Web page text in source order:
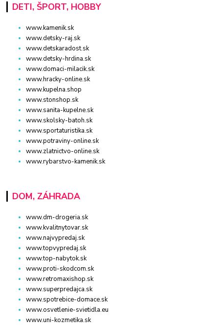
DETI, ŠPORT, HOBBY
www.kamenik.sk
www.detsky-raj.sk
www.detskaradost.sk
www.detsky-hrdina.sk
www.domaci-milacik.sk
www.hracky-online.sk
www.kupelna.shop
www.stonshop.sk
www.sanita-kupelne.sk
www.skolsky-batoh.sk
www.sportaturistika.sk
www.potraviny-online.sk
www.zlatnictvo-online.sk
www.rybarstvo-kamenik.sk
DOM, ZÁHRADA
www.dm-drogeria.sk
www.kvalitnytovar.sk
www.najvypredaj.sk
www.topvypredaj.sk
www.top-nabytok.sk
www.proti-skodcom.sk
www.retromaxishop.sk
www.superpredajca.sk
www.spotrebice-domace.sk
www.osvetlenie-svietidla.eu
www.uni-kozmetika.sk